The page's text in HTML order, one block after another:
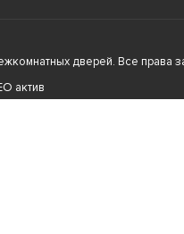
дверей. Все права
актив